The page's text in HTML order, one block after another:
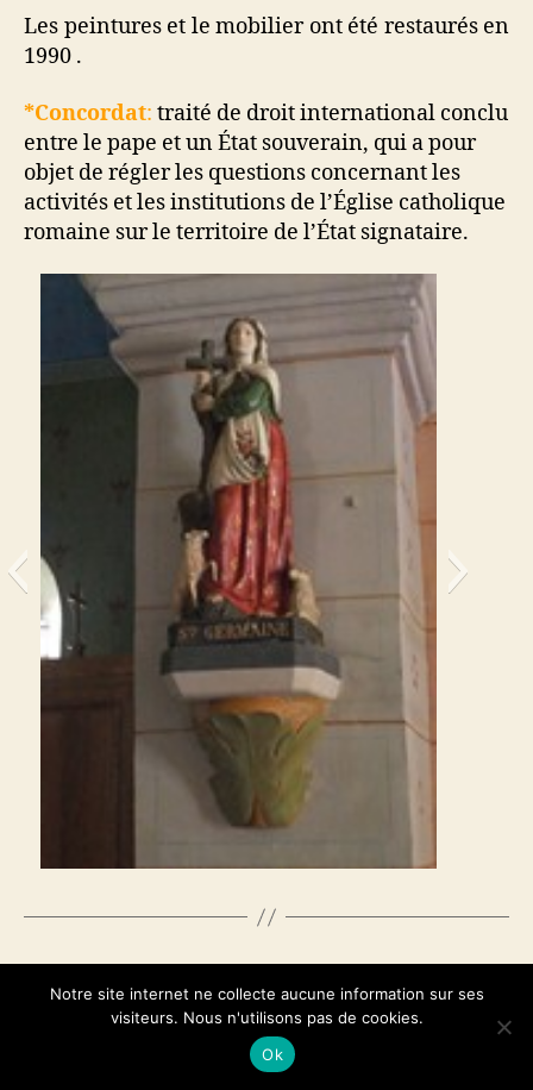
Les peintures et le mobilier ont été restaurés en
1990 .
*Concordat: traité de droit international conclu
entre le pape et un État souverain, qui a pour
objet de régler les questions concernant les
activités et les institutions de l’Église catholique
romaine sur le territoire de l’État signataire.
Catégories
L’église St Vincent
Notre site internet ne collecte aucune information sur ses
visiteurs. Nous n'utilisons pas de cookies.
Ok